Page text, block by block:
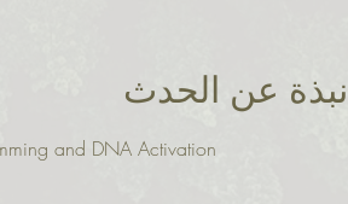
نبذة عن الحدث
and DNA Activation